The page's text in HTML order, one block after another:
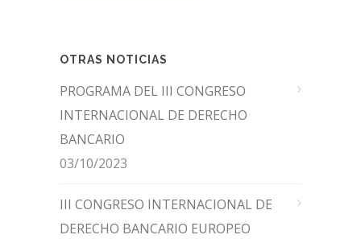
OTRAS NOTICIAS
PROGRAMA DEL III CONGRESO
INTERNACIONAL DE DERECHO
BANCARIO
03/10/2023
III CONGRESO INTERNACIONAL DE
DERECHO BANCARIO EUROPEO